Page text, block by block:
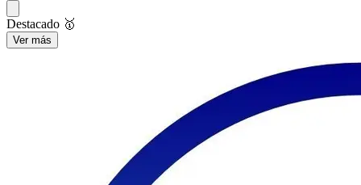
Destacado 🥇
Ver más